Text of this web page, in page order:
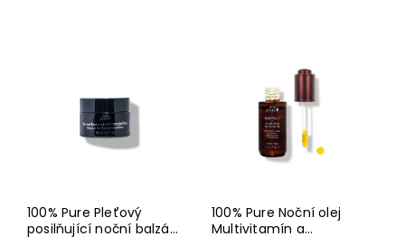
100% Pure Pleťový
posilňující noční balzám
100% Pure Noční olej
Multivitamín a